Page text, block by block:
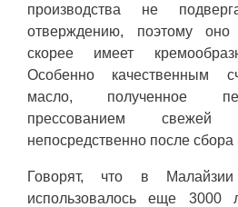
производства не
отверждению, поэтому
скорее имеет
Особенно качественным
масло, полученное
прессованием
непосредственно после сбора
Говорят, что в
использовалось еще 3000